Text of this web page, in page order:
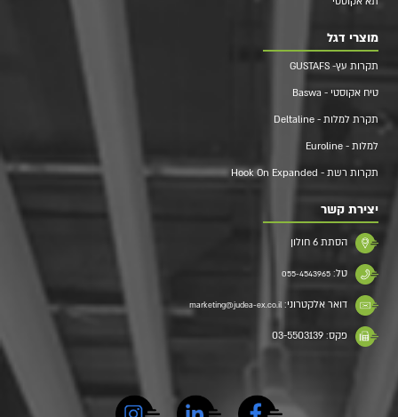
מוצרי דגל
תקרות עץ- GUSTAFS
טיח אקוסטי - Baswa
תקרת למלות - Deltaline
למלות - Euroline
תקרות רשת - Hook On Expanded
יצירת קשר
הסתת 6 חולון
טל: 055-4543965
דואר אלקטרוני: marketing@judea-ex.co.il
פקס: 03-5503139